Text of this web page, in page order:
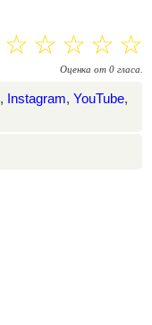
☆
☆
☆
☆
☆
Оценка от 0 гласа.
, Instagram, YouTube,